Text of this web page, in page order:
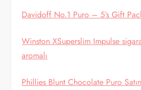
Davidoff No.1 Puro – 5’s Gift
Winston XSuperslim Impulse
aromalı
Phillies Blunt Chocolate Puro